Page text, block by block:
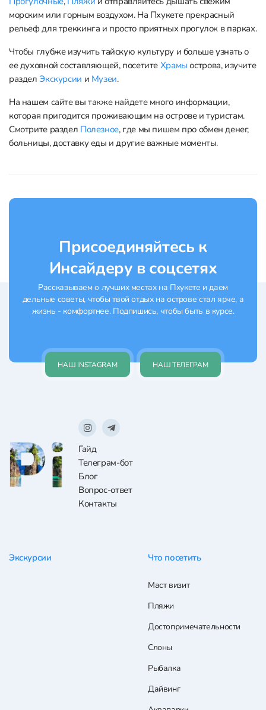
морским или горным воздухом. На Пхукете прекрасный
рельеф для треккинга и просто приятных прогулок в парках.
Чтобы глубже изучить тайскую культуру и больше узнать о
ее духовной составляющей, посетите Храмы острова, изучите
разделЭкскурсии и Музеи.
На нашем сайте вы также найдете много информации,
которая пригодится проживающим на острове и туристам.
Смотрите раздел Полезное, где мы пишем про обмен денег,
больницы, доставку еды и другие важные моменты.
Присоединяйтесь к
Инсайдеру в соцсетях
Рассказываем о лучших местах на Пхукете и даем
дельные советы, чтобы твой отдых на острове стал ярче, а
жизнь - комфортнее. Подпишись, чтобы быть в курсе.
НАШ INSTAGRAM НАШ ТЕЛЕГРАМ
Гайд
Телеграм-бот
Блог
Вопрос-ответ
Контакты
Экскурсии Что посетить
Маст визит
Пляжи
Достопримечательности
Слоны
Рыбалка
Дайвинг